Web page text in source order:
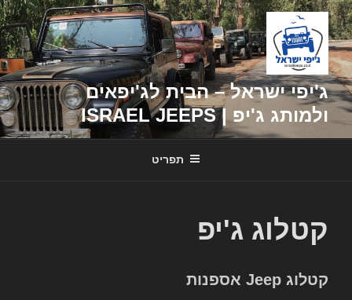
דילוג
לתוכן
ג'יפי ישראל – הבית לג'יפאים
ולמותג ג'יפ | ISRAEL JEEPS
תפריט
קטלוג ג'יפ
קטלוג Jeep אספנות